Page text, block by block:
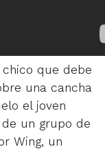
que debe
una cancha
el joven
un grupo de
Wing, un